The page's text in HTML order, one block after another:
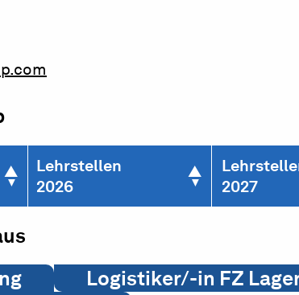
Lehrstellen
2026
2027
Logistiker/-in FZ